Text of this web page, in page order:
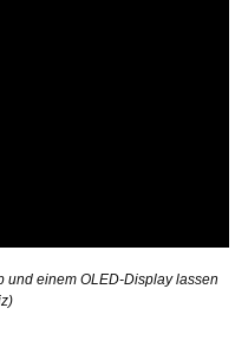
und einem OLED-Display lassen